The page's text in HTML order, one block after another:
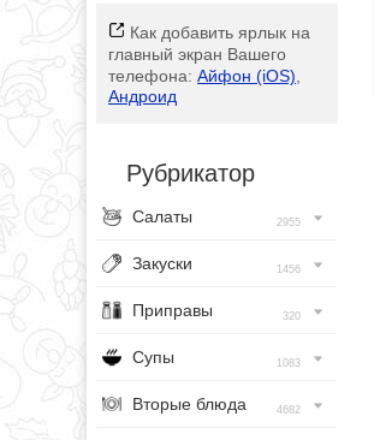
Как добавить ярлык на
главный экран Вашего
телефона: Айфон (iOS)
Андроид
Рубрикатор
Салаты 2955
Закуски 1456
Приправы 320
Супы 1083
Вторые блюда 4682